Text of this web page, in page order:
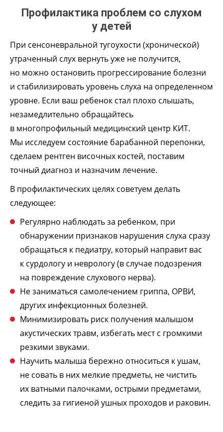
Профилактика проблем со слухом
у детей
При сенсоневральной тугоухости (хронической)
утраченный слух вернуть уже не получится,
но можно остановить прогрессирование болезни
и стабилизировать уровень слуха на определенном
уровне. Если ваш ребенок стал плохо слышать,
незамедлительно обращайтесь
в многопрофильный медицинский центр КИТ.
Мы исследуем состояние барабанной перепонки,
сделаем рентген височных костей, поставим
точный диагноз и назначим лечение.
В профилактических целях советуем делать
следующее:
Регулярно наблюдать за ребенком, при
обнаружении признаков нарушения слуха сразу
обращаться к педиатру, который направит вас
к сурдологу и неврологу (в случае подозрения
на повреждение слухового нерва).
Не заниматься самолечением гриппа, ОРВИ,
других инфекционных болезней.
Минимизировать риск получения малышом
акустических травм, избегать мест с громкими
резкими звуками.
Научить малыша бережно относиться к ушам,
не совать в них мелкие предметы, не чистить
их ватными палочками, острыми предметами,
следить за гигиеной ушных проходов и раковин.